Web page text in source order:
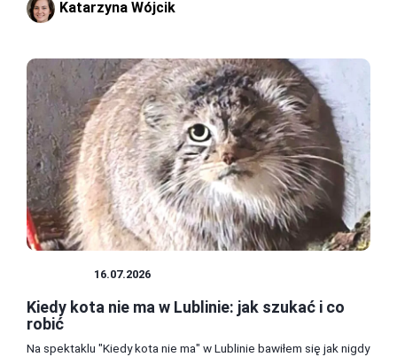
Katarzyna Wójcik
16.07.2026
Kiedy kota nie ma w Lublinie: jak szukać i co
robić
Na spektaklu "Kiedy kota nie ma" w Lublinie bawiłem się jak nigdy